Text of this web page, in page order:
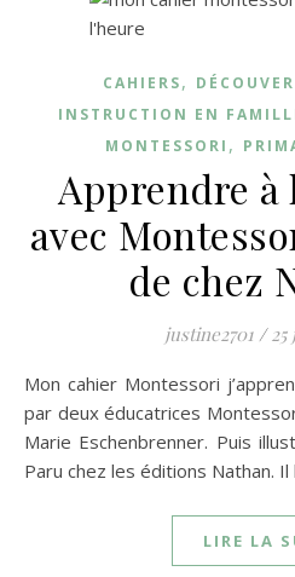
CAHIERS,
INSTRUCTION EN
MONTESSORI ,
Apprendre à
avec
de chez
justine2701 /
Mon cahier Montessori j’apprends à lire l’heure été conçu
par deux éducatrices
Marie Eschenbrenner. Puis
Paru chez les éditions Nathan.
LIRE LA